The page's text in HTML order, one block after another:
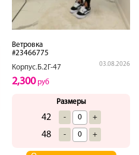
Ветровка
#23466775
Корпус.Б.2Г-47
03.08.2026
2,300руб
Размеры
42 - +
48 - +